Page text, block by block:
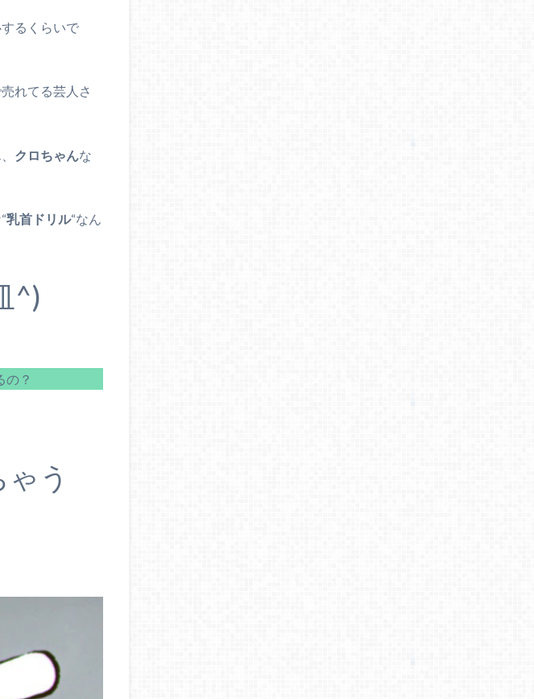
るくらいで
れてる芸人さ
クロちゃんな
乳首ドリル“なん
^)
の？
う